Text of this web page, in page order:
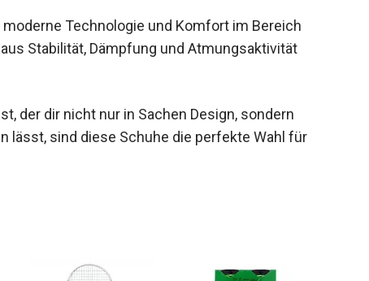
Technologie und Komfort im Bereich
der dir nicht nur in Sachen Design, sondern